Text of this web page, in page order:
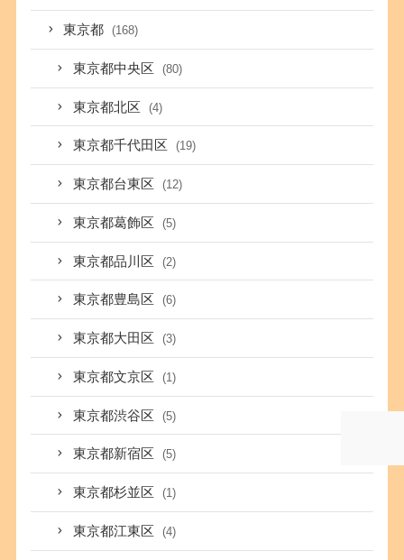
東京都 (168)
東京都中央区 (80)
東京都北区 (4)
東京都千代田区 (19)
東京都台東区 (12)
東京都葛飾区 (5)
東京都品川区 (2)
東京都豊島区 (6)
東京都大田区 (3)
東京都文京区 (1)
東京都渋谷区 (5)
東京都新宿区 (5)
東京都杉並区 (1)
東京都江東区 (4)